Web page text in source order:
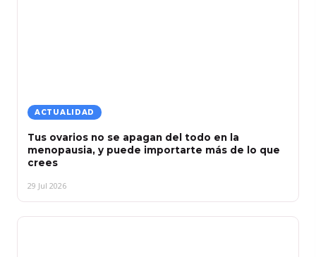
ACTUALIDAD
Tus ovarios no se apagan del todo en la
menopausia, y puede importarte más de lo que
crees
29 Jul 2026